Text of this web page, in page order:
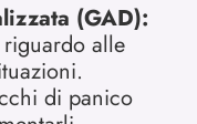
(GAD):
alle
di panico